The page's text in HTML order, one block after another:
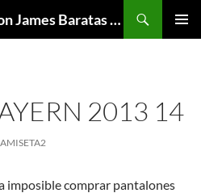
Camisetas Lakers | Lebron James Baratas 2024 – Micamisetanba
2013 14
imposible comprar pantalones